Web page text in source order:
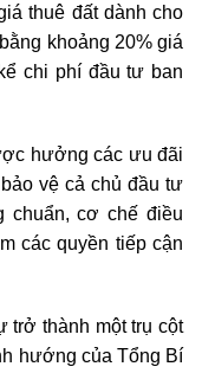
thuê đất dành cho
khoảng 20% giá
chi phí đầu tư ban
hưởng các ưu đãi
vệ cả chủ đầu tư
chuẩn, cơ chế điều
các quyền tiếp cận
trở thành một trụ cột
hướng của Tổng Bí